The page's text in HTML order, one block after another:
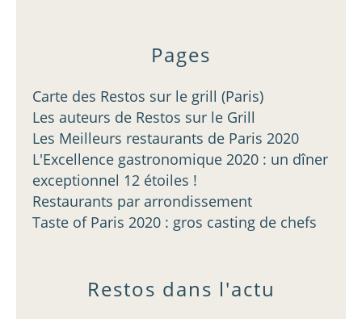
Pages
Carte des Restos sur le grill (Paris)
Les auteurs de Restos sur le Grill
Les Meilleurs restaurants de Paris 2020
L'Excellence gastronomique 2020 : un dîner
exceptionnel 12 étoiles !
Restaurants par arrondissement
Taste of Paris 2020 : gros casting de chefs
Restos dans l'actu